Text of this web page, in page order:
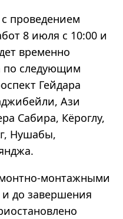
проведением
8 июля с 10:00 и
временно
по следующим
Гейдара
Ази
Сабира, Кёроглу,
Нушабы,
монтажными
до завершения